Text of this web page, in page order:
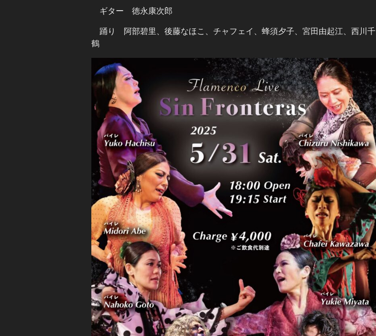
ギター 徳永康次郎
踊り 阿部碧里、後藤なほこ、チャフェイ、蜂須夕子、宮田由起江、西川千
鶴